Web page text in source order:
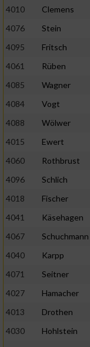
4010
Clemens
4076
Stein
4095
Fritsch
4061
Rüben
4085
Wagner
4084
Vogt
4088
Wölwer
4015
Ewert
4060
Rothbrust
4096
Schlich
4018
Fischer
4041
Käsehagen
4067
Schuchmann
4040
Karpp
4071
Seitner
4027
Hamacher
4013
Drothen
4030
Hohlstein